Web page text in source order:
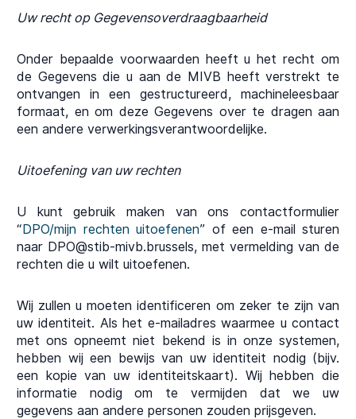
Uw recht op Gegevensoverdraagbaarheid
Onder bepaalde voorwaarden heeft u het recht om
de Gegevens die u aan de MIVB heeft verstrekt te
ontvangen in een gestructureerd, machineleesbaar
formaat, en om deze Gegevens over te dragen aan
een andere verwerkingsverantwoordelijke.
Uitoefening van uw rechten
U kunt gebruik maken van ons contactformulier
“DPO/mijn rechten uitoefenen” of een e-mail sturen
naar DPO@stib-mivb.brussels, met vermelding van de
rechten die u wilt uitoefenen.
Wij zullen u moeten identificeren om zeker te zijn van
uw identiteit. Als het e-mailadres waarmee u contact
met ons opneemt niet bekend is in onze systemen,
hebben wij een bewijs van uw identiteit nodig (bijv.
een kopie van uw identiteitskaart). Wij hebben die
informatie nodig om te vermijden dat we uw
gegevens aan andere personen zouden prijsgeven.